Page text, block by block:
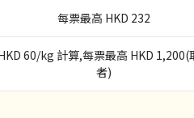
每票最高 HKD 232
60/kg 計算,每票最高 HKD 1,200(
者)